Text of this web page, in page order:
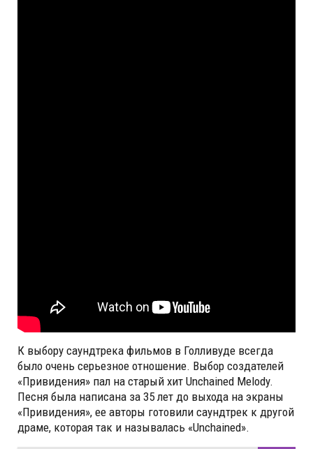
К выбору саундтрека фильмов в Голливуде всегда
было очень серьезное отношение. Выбор создателей
«Привидения» пал на старый хит Unchained Melody.
Песня была написана за 35 лет до выхода на экраны
«Привидения», ее авторы готовили саундтрек к другой
драме, которая так и называлась «Unchained».